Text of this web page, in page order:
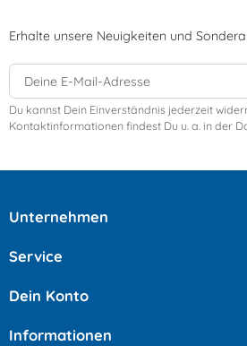
Erhalte unsere Neuigkeiten und
Du kannst Dein Einverständnis jederzeit
Kontaktinformationen findest Du u. a. in der
Unternehmen
Service
Dein Konto
Informationen